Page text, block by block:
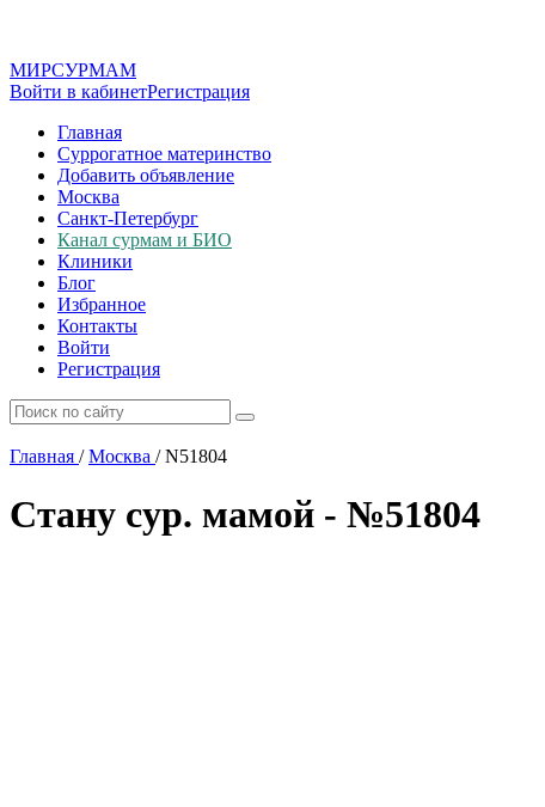
МИРСУРМАМ
Войти в кабинетРегистрация
Главная
Суррогатное материнство
Добавить объявление
Москва
Санкт-Петербург
Канал сурмам и БИО
Клиники
Блог
Избранное
Контакты
Войти
Регистрация
Главная / Москва /N51804
Стану сур. мамой - №51804